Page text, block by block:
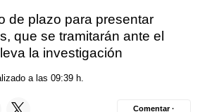
de plazo para presentar
que se tramitarán ante el
la investigación
a las 09:39 h.
Comentar ·